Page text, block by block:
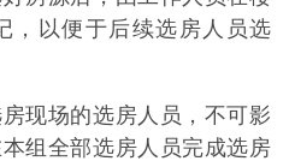
，以便于后续选房人员选
现场的选房人员，不可影
组全部选房人员完成选房